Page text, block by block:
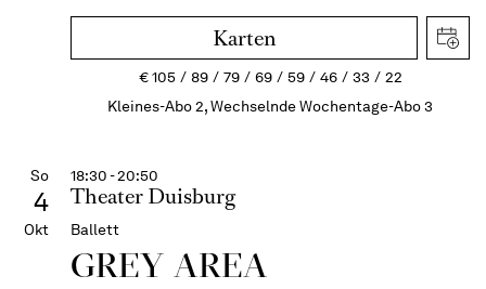
Karten
€105 89 79 69 59 46 33
22
Kleines-Abo 2, Wechselnde Wochentage-Abo 3
So
4
Okt
18:30 - 20:50
Theater Duisburg
Ballett
GREY AREA